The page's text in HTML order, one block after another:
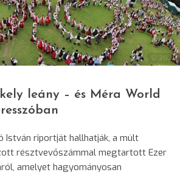
© 2020
leány – és Méra World
István riportját hallhatják, a múlt
résztvevőszámmal megtartott Ezer
amelyet hagyományosan